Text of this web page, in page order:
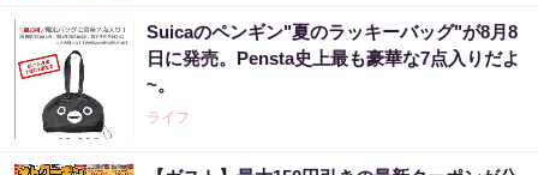
Suicaのペンギン"夏のラッキーバッグ"が8月8
日に発売。Pensta史上最も豪華な7点入りだよ
~。
ライフ